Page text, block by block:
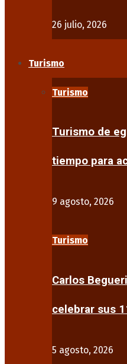
26 julio, 2026
Turismo
Turismo
Turismo de
tiempo para
9 agosto, 2026
Turismo
Carlos
celebrar sus
5 agosto, 2026